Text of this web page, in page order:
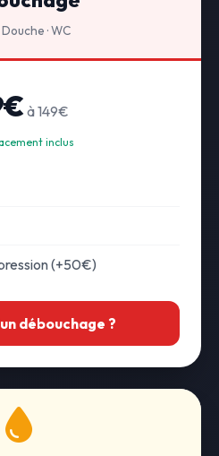
Douche · WC
à 149€
inclus
(+50€)
débouchage ?